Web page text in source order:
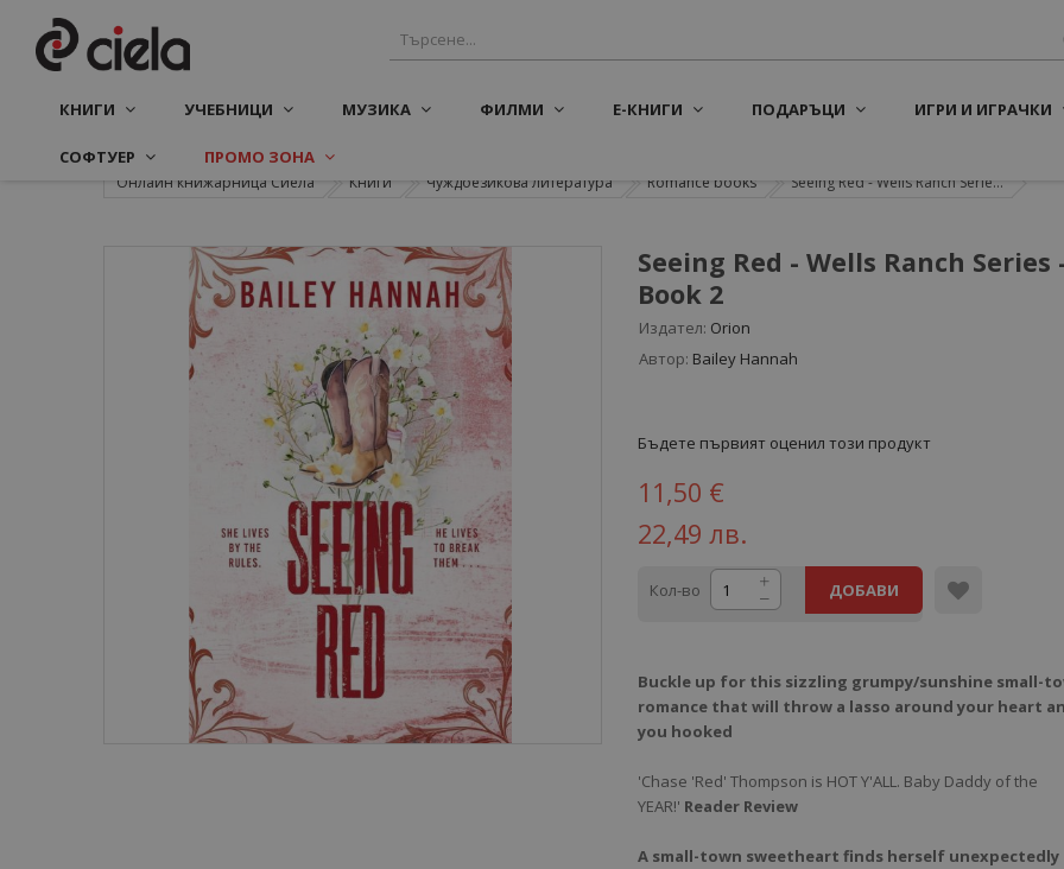
КНИГИ УЧЕБНИЦИ МУЗИКА ФИЛМИ Е-КНИГИ ПОДАРЪЦИ ИГРИ И ИГРАЧКИ
СОФТУЕР ПРОМО ЗОНА
Онлайн книжарница Сиела Книги Чуждоезикова литература Romance books Seeing Red - Wells Ranch Serie...
Seeing Red - Wells Ranch Series
Book 2
Издател: Orion
Автор: Bailey Hannah
Бъдете първият оценил този продукт
11,50 €
22,49 лв.
Кол-во ДОБАВИ
Buckle up for this sizzling grumpy/sunshine small-
romance that will throw a lasso around your heart
you hooked
'Chase 'Red' Thompson is HOT Y'ALL. Baby Daddy of the
YEAR!' Reader Review
A small-town sweetheart finds herself unexpectedly